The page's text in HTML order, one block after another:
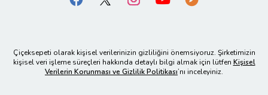
Çiçeksepeti olarak kişisel verilerinizin gizliliğini önemsiyoruz. Şirketimizin
kişisel veri işleme süreçleri hakkında detaylı bilgi almak için lütfen Kişisel
Verilerin Korunması ve Gizlilik Politikası’nı inceleyiniz.